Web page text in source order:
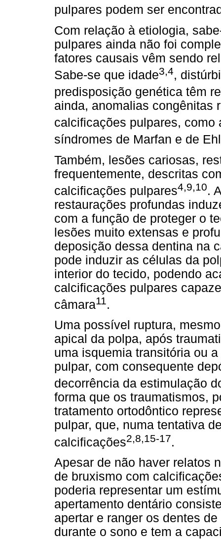
pulpares podem ser
Com relação à etiologia,
pulpares ainda não foi
fatores causais vêm sendo
Sabe-se que idade3,4,
predisposição genética têm
ainda, anomalias congênitas
calcificações pulpares,
síndromes de Marfan e de
Também, lesões cariosas,
frequentemente, descritas
calcificações pulpares4,9,10.
restaurações profundas
com a função de proteger o
lesões muito extensas e
deposição dessa dentina na
pode induzir as células da
interior do tecido, podendo
calcificações pulpares
câmara11.
Uma possível ruptura,
apical da polpa, após
uma isquemia transitória ou
pulpar, com consequente
decorrência da estimulação
forma que os traumatismos,
tratamento ortodôntico
pulpar, que, numa tentativa
calcificações2,8,15-17.
Apesar de não haver relatos
de bruxismo com
poderia representar um
apertamento dentário
apertar e ranger os dentes
durante o sono e tem a